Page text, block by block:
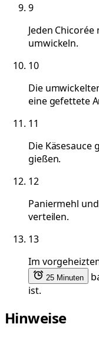
9
Jeden
umwickeln.
10
Die
eine gefettete
11
Die Käsesauce
gießen.
12
Paniermehl
verteilen.
13
Im
25 Minuten
ist.
Hinweise